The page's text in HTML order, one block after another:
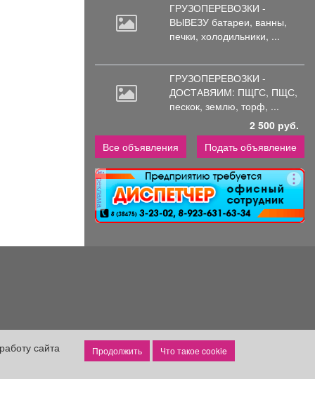
ГРУЗОПЕРЕВОЗКИ -
ВЫВЕЗУ батареи, ванны,
печки, холодильники, ...
ГРУЗОПЕРЕВОЗКИ -
ДОСТАВЯИМ: ПЩГС, ПЩС,
пескок, землю, торф, ...
2 500 руб.
Все объявления
Подать объявление
реклама
сайта
Что такое cookie